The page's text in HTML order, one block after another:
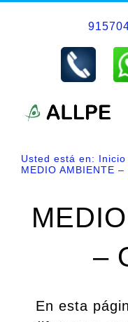
Usted está en: Inicio
MEDIO AMBIENTE –
–
En esta